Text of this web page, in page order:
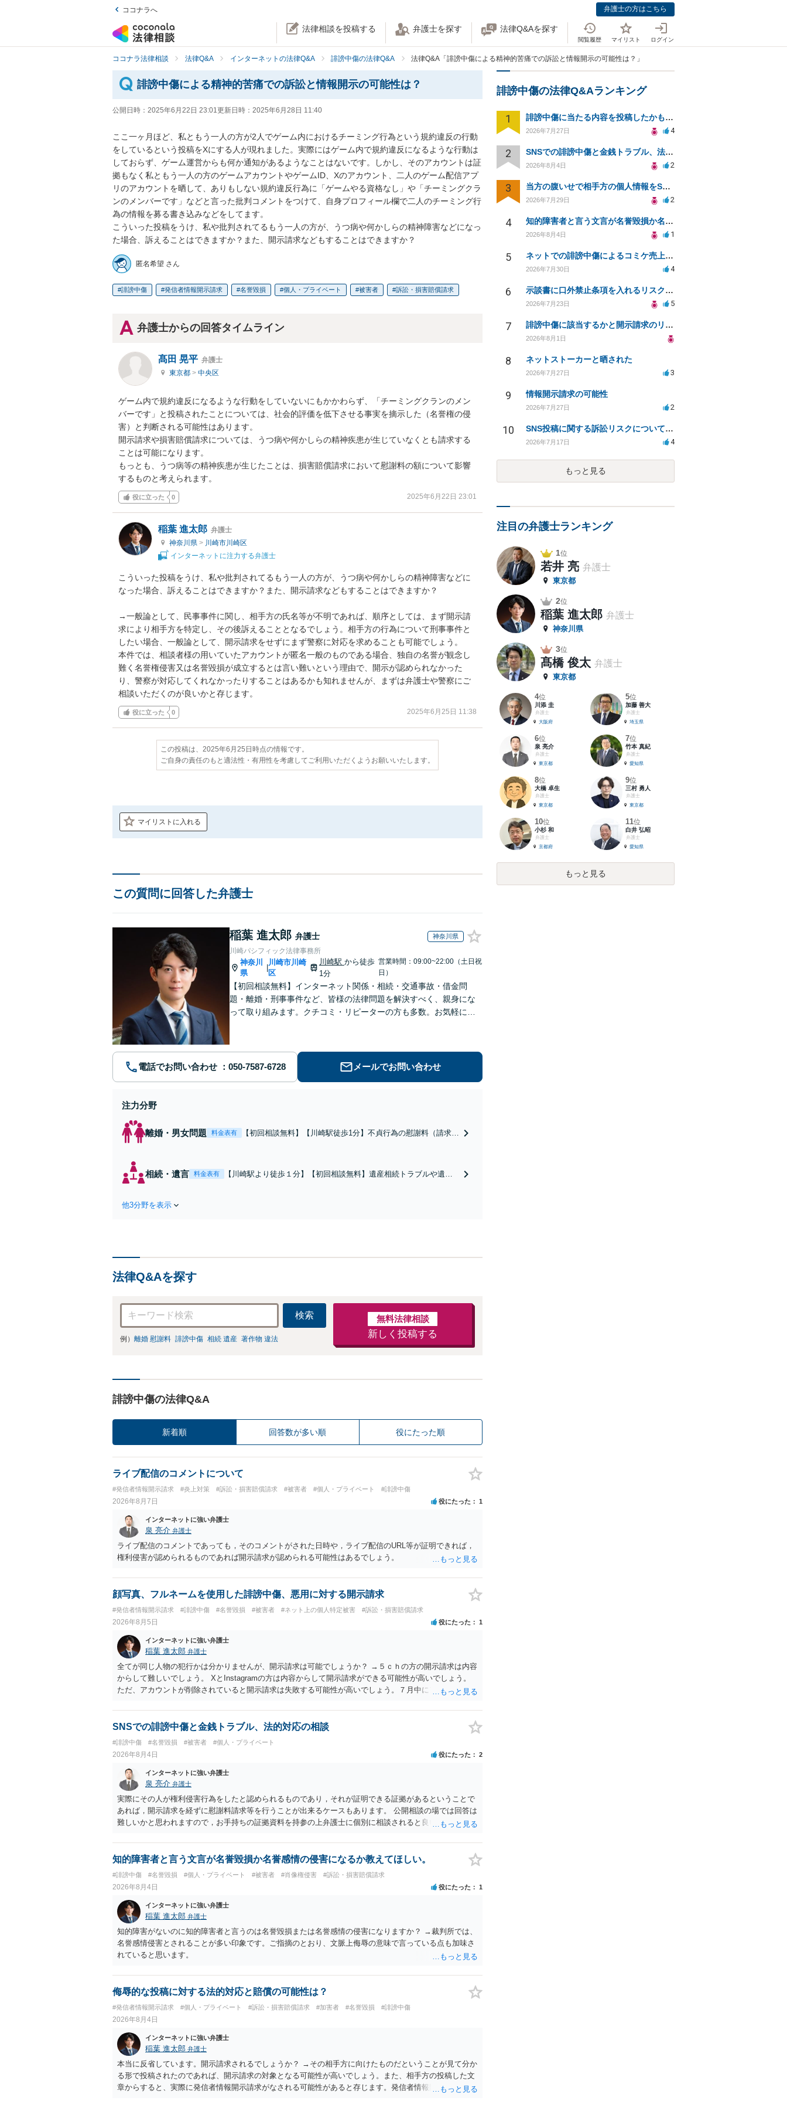
ココナラへ 弁護士の方はこちら
法律相談を投稿する 弁護士を探す 法律Q&Aを探す
閲覧履歴 マイリスト ログイン
ココナラ法律相談 法律Q&A インターネットの法律Q&A 誹謗中傷の法律Q&A 法律Q&A「誹謗中傷による精神的苦痛での訴訟と情報開示の可能性は？」
誹謗中傷による精神的苦痛での訴訟と情報開示の可能性は？
公開日時： 2025年6月22日 23:01更新日時： 2025年6月28日 11:40
ここ一ヶ月ほど、私ともう一人の方が2人でゲーム内におけるチーミング行為という規約違反の行動
をしているという投稿をXにする人が現れました。実際にはゲーム内で規約違反になるような行動は
しておらず、ゲーム運営からも何か通知があるようなことはないです。しかし、そのアカウントは証
拠もなく私ともう一人の方のゲームアカウントやゲームID、Xのアカウント、二人のゲーム配信アプ
リのアカウントを晒して、ありもしない規約違反行為に「ゲームやる資格なし」や「チーミングクラ
ンのメンバーです」などと言った批判コメントをつけて、自身プロフィール欄で二人のチーミング行
為の情報を募る書き込みなどをしてます。
こういった投稿をうけ、私や批判されてるもう一人の方が、うつ病や何かしらの精神障害などになっ
た場合、訴えることはできますか？また、開示請求などもすることはできますか？
匿名希望 さん
誹謗中傷 発信者情報開示請求 名誉毀損 個人・プライベート 被害者 訴訟・損害賠償請求
弁護士からの回答タイムライン
髙田 晃平 弁護士
東京都 > 中央区
ゲーム内で規約違反になるような行動をしていないにもかかわらず、「チーミングクランのメン
バーです」と投稿されたことについては、社会的評価を低下させる事実を摘示した（名誉権の侵
害）と判断される可能性はあります。
開示請求や損害賠償請求については、うつ病や何かしらの精神疾患が生じていなくとも請求する
ことは可能になります。
もっとも、うつ病等の精神疾患が生じたことは、損害賠償請求において慰謝料の額について影響
するものと考えられます。
役に立った 0 2025年6月22日 23:01
稲葉 進太郎 弁護士
神奈川県 > 川崎市川崎区
インターネットに注力する弁護士
こういった投稿をうけ、私や批判されてるもう一人の方が、うつ病や何かしらの精神障害などに
なった場合、訴えることはできますか？また、開示請求などもすることはできますか？
→一般論として、民事事件に関し、相手方の氏名等が不明であれば、順序としては、まず開示請
求により相手方を特定し、その後訴えることとなるでしょう。相手方の行為について刑事事件と
したい場合、一般論として、開示請求をせずにまず警察に対応を求めることも可能でしょう。
本件では、相談者様の用いていたアカウントが匿名一般のものである場合、独自の名誉が観念し
難く名誉権侵害又は名誉毀損が成立するとは言い難いという理由で、開示が認められなかった
り、警察が対応してくれなかったりすることはあるかも知れませんが、まずは弁護士や警察にご
相談いただくのが良いかと存じます。
役に立った 0 2025年6月25日 11:38
この投稿は、2025年6月25日時点の情報です。
ご自身の責任のもと適法性・有用性を考慮してご利用いただくようお願いいたします。
マイリストに入れる
この質問に回答した弁護士
稲葉 進太郎 弁護士 神奈川県
川崎パシフィック法律事務所
神奈川
県
|
川崎市川崎
区
川崎駅 から徒歩
1分
営業時間：09:00~22:00（土日祝
日）
【初回相談無料】インターネット関係・相続・交通事故・借金問
題・離婚・刑事事件など、皆様の法律問題を解決すべく、親身にな
って取り組みます。クチコミ・リピーターの方も多数。お気軽にお
電話でお問い合わせ メールでお問い合わせ
注力分野
離婚・男女問題 料金表有
【初回相談無料】【川崎駅徒歩1分】不貞行為の慰謝料（請求さ
ます。
相続・遺言 料金表有
【川崎駅より徒歩１分】【初回相談無料】遺産相続トラブルや遺言
他3分野を表示
法律Q&Aを探す
検索
例） 離婚 慰謝料 誹謗中傷 相続 遺産 著作物 違法
無料法律相談
新しく投稿する
誹謗中傷の法律Q&A
新着順 回答数が多い順 役にたった順
ライブ配信のコメントについて
#発信者情報開示請求 #炎上対策 #訴訟・損害賠償請求 #被害者 #個人・プライベート #誹謗中傷
2026年8月7日 役にたった 1
インターネットに強い弁護士
泉 亮介 弁護士
ライブ配信のコメントであっても，そのコメントがされた日時や，ライブ配信のURL等が証明できれば，
権利侵害が認められるものであれば開示請求が認められる可能性はあるでしょう。
顔写真、フルネームを使用した誹謗中傷、悪用に対する開示請求
#発信者情報開示請求 #誹謗中傷 #名誉毀損 #被害者 #ネット上の個人特定被害 #訴訟・損害賠償請求
2026年8月5日 役にたった 1
インターネットに強い弁護士
稲葉 進太郎 弁護士
全てが同じ人物の犯行かは分かりませんが、開示請求は可能でしょうか？ →５ｃｈの方の開示請求は内容
からして難しいでしょう。 XとInstagramの方は内容からして開示請求ができる可能性が高いでしょう。
ただ、アカウントが削除されていると開示請求は失敗する可能性が高いでしょう。７月中にアカウントが
相手に全ての弁護士費用を負担させることは可能でしょうか？ →訴訟外の交渉で相手方が認めれば負担さ
せることができるでしょう。訴訟で判決となった場合は、実際の弁護士費用が認められる場合と認められ
SNSでの誹謗中傷と金銭トラブル、法的対応の相談
#誹謗中傷 #名誉毀損 #被害者 #個人・プライベート
2026年8月4日 役にたった 2
インターネットに強い弁護士
泉 亮介 弁護士
実際にその人が権利侵害行為をしたと認められるものであり，それが証明できる証拠があるということで
あれば，開示請求を経ずに慰謝料請求等を行うことが出来るケースもあります。 公開相談の場では回答は
難しいかと思われますので，お手持ちの証拠資料を持参の上弁護士に個別に相談されると良いでしょう。
知的障害者と言う文言が名誉毀損か名誉感情の侵害になるか教えてほしい。
#誹謗中傷 #名誉毀損 #個人・プライベート #被害者 #肖像権侵害 #訴訟・損害賠償請求
2026年8月4日 役にたった 1
インターネットに強い弁護士
稲葉 進太郎 弁護士
知的障害がないのに知的障害者と言うのは名誉毀損または名誉感情の侵害になりますか？ →裁判所では、
名誉感情侵害とされることが多い印象です。ご指摘のとおり、文脈上侮辱の意味で言っている点も加味さ
れていると思います。
侮辱的な投稿に対する法的対応と賠償の可能性は？
#発信者情報開示請求 #個人・プライベート #訴訟・損害賠償請求 #加害者 #名誉毀損 #誹謗中傷
2026年8月4日
インターネットに強い弁護士
稲葉 進太郎 弁護士
本当に反省しています。開示請求されるでしょうか？ →その相手方に向けたものだということが見て分か
る形で投稿されたのであれば、開示請求の対象となる可能性が高いでしょう。また、相手方の投稿した文
章からすると、実際に発信者情報開示請求がなされる可能性があると存じます。発信者情報開示請求が進
誹謗中傷の法律Q&Aランキング
1 誹謗中傷に当たる内容を投稿したかもしれない。開示請求や民事刑事裁判に発展しうるのか教えて欲しい。
2026年7月27日 4
2 SNSでの誹謗中傷と金銭トラブル、法的対応の相談
2026年8月4日 2
3 当方の腹いせで相手方の個人情報をSNSで晒してしまい名誉毀損させてしまったかもしれない
2026年7月29日 2
4 知的障害者と言う文言が名誉毀損か名誉感情の侵害になるか教えてほしい。
2026年8月4日 1
5 ネットでの誹謗中傷によるコミケ売上減少、損害賠償は可能か？
2026年7月30日 4
6 示談書に口外禁止条項を入れるリスクはありますか？
2026年7月23日 5
7 誹謗中傷に該当するかと開示請求のリスクを知りたい
2026年8月1日
8 ネットストーカーと晒された
2026年7月27日 3
9 情報開示請求の可能性
2026年7月27日 2
10 SNS投稿に関する訴訟リスクについての相談
2026年7月17日 4
もっと見る
注目の弁護士ランキング
1位
若井 亮 弁護士
東京都
2位
稲葉 進太郎 弁護士
神奈川県
3位
髙橋 俊太 弁護士
東京都
4位
川添 圭
弁護士
大阪府
5位
加藤 善大
弁護士
埼玉県
6位
泉 亮介
弁護士
東京都
7位
竹本 真紀
弁護士
愛知県
8位
大橋 卓生
弁護士
東京都
9位
三村 勇人
弁護士
東京都
10位
小杉 和
弁護士
京都府
11位
白井 弘昭
弁護士
愛知県
もっと見る